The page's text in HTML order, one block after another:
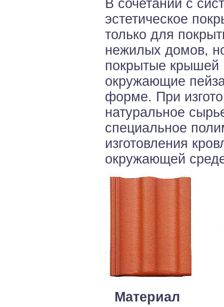
В сочетании с
эстетическое
только для
нежилых домов,
покрытые крышей
окружающие
форме. При
натуральное
специальное
изготовления
окружающей
Материал